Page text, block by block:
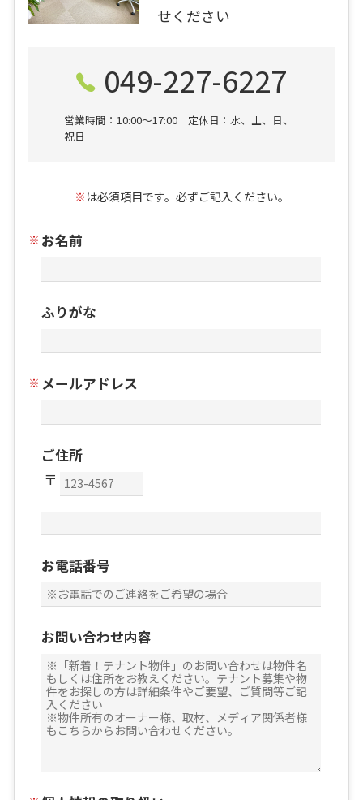
せください
049-227-6227
営業時間：10:00〜17:00 定休日：水、土、日、
祝日
※ は必須項目です。必ずご記入ください。
お名前
ふりがな
メールアドレス
ご住所
お電話番号
お問い合わせ内容